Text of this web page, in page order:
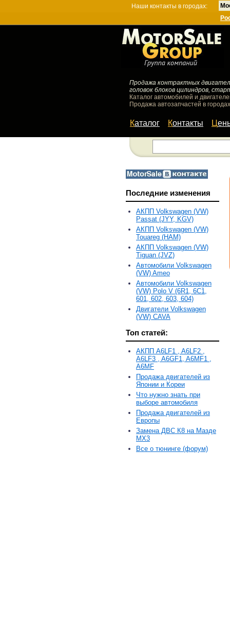
Наши контакты в городах:
Продажа контрактных
головок блоков цилиндров,
Каталог автомобилей и
Продажа автозапчастей в
Каталог Контакты
Последние изменения
АКПП Volkswagen (VW)
Passat (JYY, KGV)
АКПП Volkswagen (VW)
Touareg (HAM)
АКПП Volkswagen (VW)
Tiguan (JVZ)
Автомобили Volkswagen
(VW) Ameo
Автомобили Volkswagen
(VW) Polo V (6R1, 6С1,
601, 602, 603, 604)
Двигатели Volkswagen
(VW) CAVA
Топ статей:
АКПП A6LF1 , A6LF2 ,
A6LF3 , A6GF1, A6MF1 ,
A6MF
Продажа двигателей из
Японии и Кореи
Что нужно знать при
выборе автомобиля
Продажа двигателей из
Европы
Замена ДВС К8 на Мазде
MX3
Все о тюнинге (форум)